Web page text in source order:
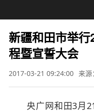
新疆和田市举
程暨宣誓大会
2017-03-21 09:24:00 来源
央广网和田3月21